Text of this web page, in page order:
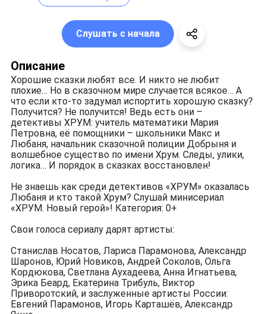
Описание
Хорошие сказки любят все. И никто не любит
плохие… Но в сказочном мире случается всякое… А
что если кто-то задумал испортить хорошую сказку?
Получится? Не получится! Ведь есть они –
детективы ХРУМ: учитель математики Мария
Петровна, её помощники – школьники Макс и
Любаня, начальник сказочной полиции Добрыня и
волшебное существо по имени Хрум. Следы, улики,
логика… И порядок в сказках восстановлен!
Не знаешь как среди детективов «ХРУМ» оказалась
Любаня и кто такой Хрум? Слушай минисериал
«ХРУМ. Новый герой»! Категория: 0+
Свои голоса сериалу дарят артисты:
Станислав Носатов, Лариса Парамонова, Александр
Шаронов, Юрий Новиков, Андрей Соколов, Ольга
Кордюкова, Светлана Аухадеева, Анна Игнатьева,
Эрика Беард, Екатерина Трибуль, Виктор
Приворотский, и заслуженные артисты России:
Евгений Парамонов, Игорь Карташёв, Александр
Слушать с начала